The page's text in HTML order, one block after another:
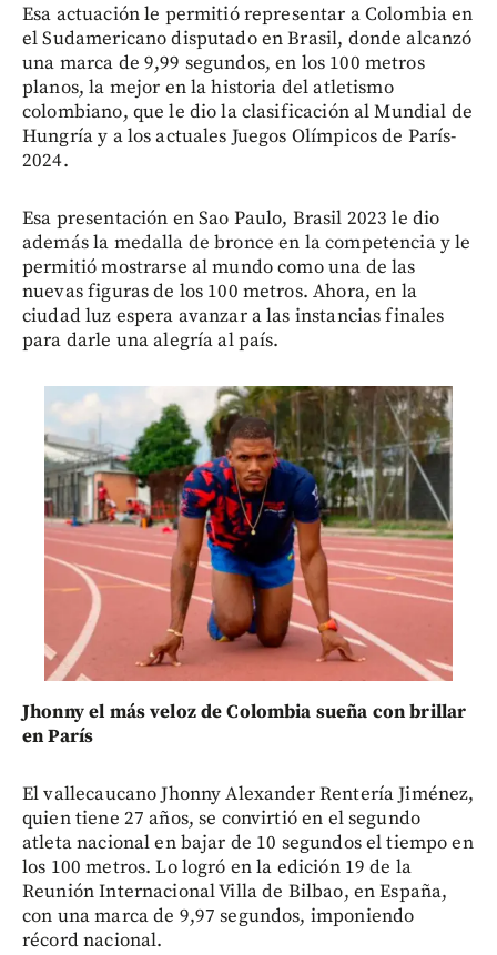
Esa actuación le permitió representar a Colombia en
el Sudamericano disputado en Brasil, donde alcanzó
una marca de 9,99 segundos, en los 100 metros
planos, la mejor en la historia del atletismo
colombiano, que le dio la clasificación al Mundial de
Hungría y a los actuales Juegos Olímpicos de París-
2024.
Esa presentación en Sao Paulo, Brasil 2023 le dio
además la medalla de bronce en la competencia y le
permitió mostrarse al mundo como una de las
nuevas figuras de los 100 metros. Ahora, en la
ciudad luz espera avanzar a las instancias finales
para darle una alegría al país.
Jhonny el más veloz de Colombia sueña con brillar
en París
El vallecaucano Jhonny Alexander Rentería Jiménez,
quien tiene 27 años, se convirtió en el segundo
atleta nacional en bajar de 10 segundos el tiempo en
los 100 metros. Lo logró en la edición 19 de la
Reunión Internacional Villa de Bilbao, en España,
con una marca de 9,97 segundos, imponiendo
récord nacional.